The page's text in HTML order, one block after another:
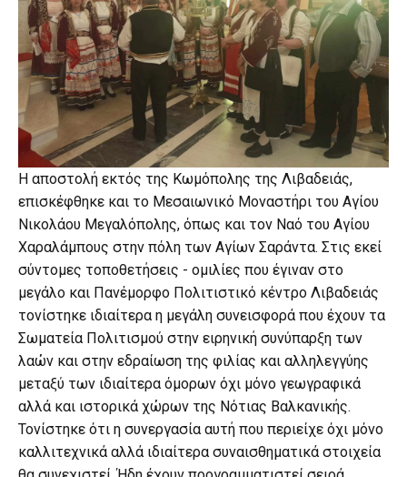
Η αποστολή εκτός της Κωμόπολης της Λιβαδειάς,
επισκέφθηκε και το Μεσαιωνικό Μοναστήρι του Αγίου
Νικολάου Μεγαλόπολης, όπως και τον Ναό του Αγίου
Χαραλάμπους στην πόλη των Αγίων Σαράντα. Στις εκεί
σύντομες τοποθετήσεις - ομιλίες που έγιναν στο
μεγάλο και Πανέμορφο Πολιτιστικό κέντρο Λιβαδειάς
τονίστηκε ιδιαίτερα η μεγάλη συνεισφορά που έχουν τα
Σωματεία Πολιτισμού στην ειρηνική συνύπαρξη των
λαών και στην εδραίωση της φιλίας και αλληλεγγύης
μεταξύ των ιδιαίτερα όμορων όχι μόνο γεωγραφικά
αλλά και ιστορικά χώρων της Νότιας Βαλκανικής.
Τονίστηκε ότι η συνεργασία αυτή που περιείχε όχι μόνο
καλλιτεχνικά αλλά ιδιαίτερα συναισθηματικά στοιχεία